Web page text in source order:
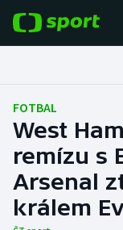
Fotbal
Hokej
Tenis
Atletika
FOTBAL
West
remízu s
Arsenal
králem